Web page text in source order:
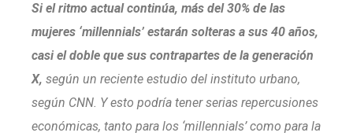
Si el ritmo actual continúa, más del 30% de las
mujeres ‘millennials’ estarán solteras a sus 40 años,
casi el doble que sus contrapartes de la generación
X, según un reciente estudio del instituto urbano,
según CNN. Y esto podría tener serias repercusiones
económicas, tanto para los ‘millennials’ como para la